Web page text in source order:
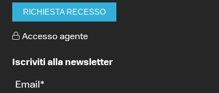
RICHIESTA RECESSO
Accesso agente
Iscriviti alla newsletter
Email *